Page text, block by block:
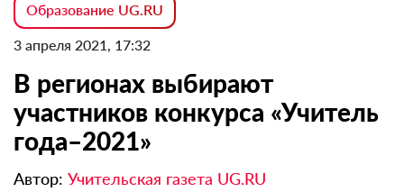
Образование UG.RU
3 апреля 2021, 17:32
В регионах выбирают
участников конкурса «Учитель
года–2021»
Автор: Учительская газета UG.RU